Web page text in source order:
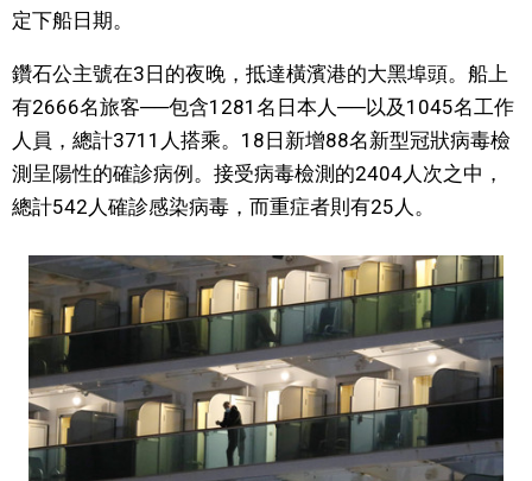
政治外交
社會
財經
科學技術
生活
運動
定下船日期。
鑽石公主號在3日的夜晚，抵達橫濱港的大黑埠頭。船上
有2666名旅客──包含1281名日本人──以及1045名工作
人員，總計3711人搭乘。18日新增88名新型冠狀病毒檢
測呈陽性的確診病例。接受病毒檢測的2404人次之中，
總計542人確診感染病毒，而重症者則有25人。